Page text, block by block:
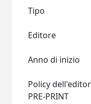
Tipo
Editore
Anno di inizio
Policy
PRE-PRINT